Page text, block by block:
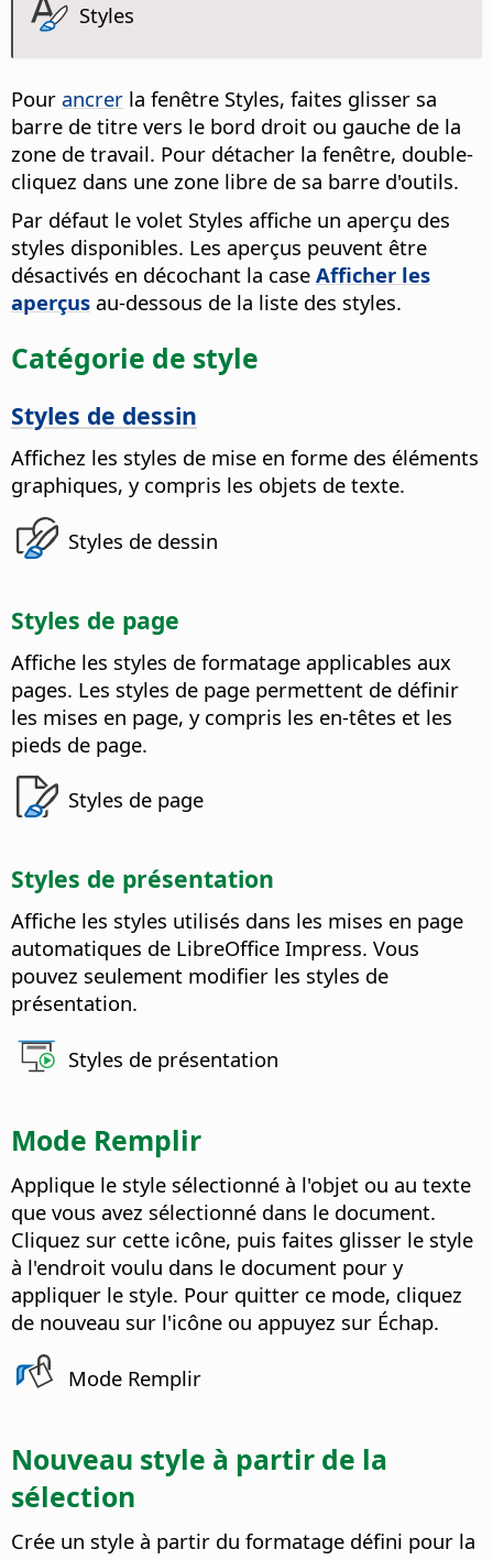
Styles
Pour ancrer la fenêtre Styles, faites glisser sa
barre de titre vers le bord droit ou gauche de la
zone de travail. Pour détacher la fenêtre, double-
cliquez dans une zone libre de sa barre d'outils.
Par défaut le volet Styles affiche un aperçu des
styles disponibles. Les aperçus peuvent être
désactivés en décochant la case Afficher les
aperçus au-dessous de la liste des styles.
Catégorie de style
Styles de dessin
Affichez les styles de mise en forme des éléments
graphiques, y compris les objets de texte.
Styles de dessin
Styles de page
Affiche les styles de formatage applicables aux
pages. Les styles de page permettent de définir
les mises en page, y compris les en-têtes et les
pieds de page.
Styles de page
Styles de présentation
Affiche les styles utilisés dans les mises en page
automatiques de LibreOffice Impress. Vous
pouvez seulement modifier les styles de
présentation.
Styles de présentation
Mode Remplir
Applique le style sélectionné à l'objet ou au texte
que vous avez sélectionné dans le document.
Cliquez sur cette icône, puis faites glisser le style
à l'endroit voulu dans le document pour y
appliquer le style. Pour quitter ce mode, cliquez
de nouveau sur l'icône ou appuyez sur Échap.
Mode Remplir
Nouveau style à partir de la
sélection
Crée un style à partir du formatage défini pour la